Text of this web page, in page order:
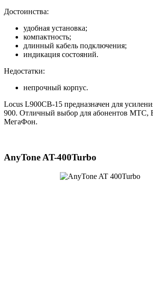
Достоинства:
удобная установка;
компактность;
длинный кабель подключения;
индикация состояний.
Недостатки:
непрочный корпус.
Locus L900CB-15 предназначен для
900. Отличный выбор для абонентов МТС,
МегаФон.
AnyTone AT-400Turbo